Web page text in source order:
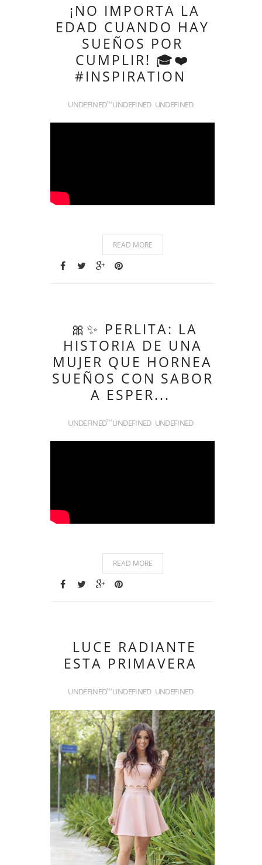
¡NO IMPORTA LA
EDAD CUANDO HAY
SUEÑOS POR
CUMPLIR! 🎓❤️
#INSPIRATION
UNDEFINEDTH UNDEFINED UNDEFINED
READ MORE
🎀✨ PERLITA: LA
HISTORIA DE UNA
MUJER QUE HORNEA
SUEÑOS CON SABOR
A ESPER...
UNDEFINEDTH UNDEFINED UNDEFINED
READ MORE
LUCE RADIANTE
ESTA PRIMAVERA
UNDEFINEDTH UNDEFINED UNDEFINED